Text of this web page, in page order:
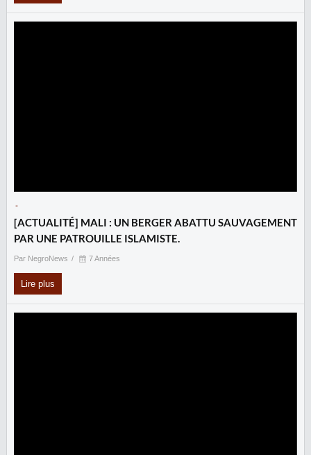
-
‎[ACTUALITÉ] MALI : UN BERGER ABATTU SAUVAGEMENT
PAR UNE PATROUILLE ISLAMISTE.
Par NegroNews 7 Années
Lire plus